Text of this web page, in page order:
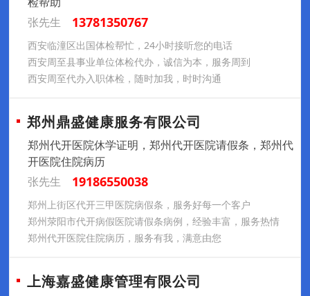
张先生
13781350767
西安临潼区出国体检帮忙，24小时接听您的电话
西安周至县事业单位体检代办，诚信为本，服务周到
西安周至代办入职体检，随时加我，时时沟通
郑州鼎盛健康服务有限公司
郑州代开医院休学证明，郑州代开医院请假条，郑州代
开医院住院病历
张先生
19186550038
郑州上街区代开三甲医院病假条，服务好每一个客户
郑州荥阳市代开病假医院请假条病例，经验丰富，服务热情
郑州代开医院住院病历，服务有我，满意由您
上海嘉盛健康管理有限公司